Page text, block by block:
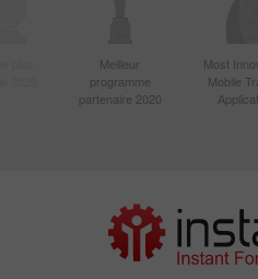
Meilleur
programme
partenaire 2020
Most
Mobile